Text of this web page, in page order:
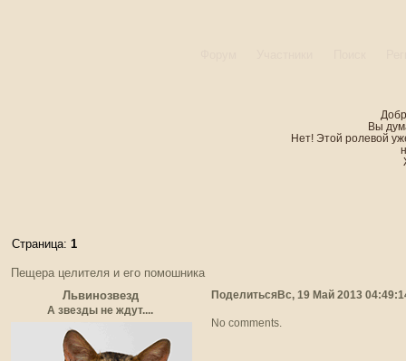
Вы
Нет! Этой ролевой
Пещера целителя и его помошника
Страница: 1
ПоделитьсяВс, 19 Май 2013
Львинозвезд
А звезды не ждут....
No comments.